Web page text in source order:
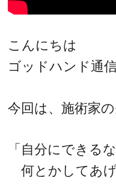
こんにちは
ゴッドハンド通
今回は、施術家
「自分にできるな
何とかしてあ